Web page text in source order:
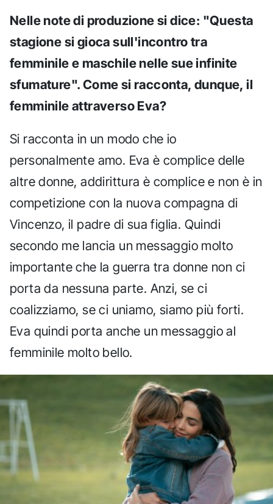
Nelle note di produzione si dice: "Questa
stagione si gioca sull'incontro tra
femminile e maschile nelle sue infinite
sfumature". Come si racconta, dunque, il
femminile attraverso Eva?
Si racconta in un modo che io
personalmente amo. Eva è complice delle
altre donne, addirittura è complice e non è in
competizione con la nuova compagna di
Vincenzo, il padre di sua figlia. Quindi
secondo me lancia un messaggio molto
importante che la guerra tra donne non ci
porta da nessuna parte. Anzi, se ci
coalizziamo, se ci uniamo, siamo più forti.
Eva quindi porta anche un messaggio al
femminile molto bello.